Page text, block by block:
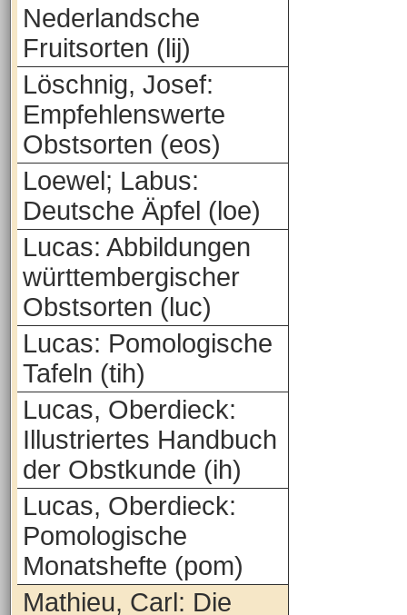
Nederlandsche
Fruitsorten (lij)
Löschnig, Josef:
Empfehlenswerte
Obstsorten (eos)
Loewel; Labus:
Deutsche Äpfel (loe)
Lucas: Abbildungen
württembergischer
Obstsorten (luc)
Lucas: Pomologische
Tafeln (tih)
Lucas, Oberdieck:
Illustriertes Handbuch
der Obstkunde (ih)
Lucas, Oberdieck:
Pomologische
Monatshefte (pom)
Mathieu, Carl: Die